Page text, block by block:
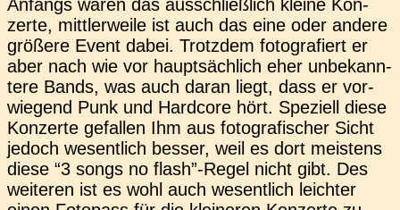
Anfangs waren das aus­schließ­lich kleine Kon­
zer­te, mitt­ler­wei­le ist auch das eine oder andere
grö­ße­re Event dabei. Trotz­dem foto­gra­fiert er
aber nach wie vor haupt­säch­lich eher unbe­kann­
te­re Bands, was auch daran liegt, dass er vor­
wie­gend Punk und Hard­core hört. Spe­zi­ell diese
Kon­zer­te gefal­len Ihm aus foto­gra­fi­scher Sicht
jedoch wesent­lich besser, weil es dort meis­tens
diese “3 songs no flash”-Regel nicht gibt. Des
wei­te­ren ist es wohl auch wesent­lich leich­ter